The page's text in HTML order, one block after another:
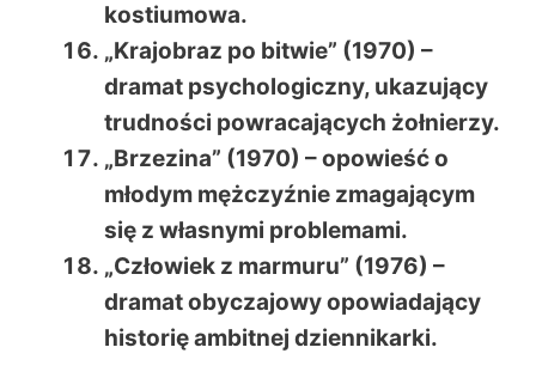
kostiumowa.
„Krajobraz po bitwie” (1970) –
dramat psychologiczny, ukazujący
trudności powracających żołnierzy.
„Brzezina” (1970) – opowieść o
młodym mężczyźnie zmagającym
się z własnymi problemami.
„Człowiek z marmuru” (1976) –
dramat obyczajowy opowiadający
historię ambitnej dziennikarki.